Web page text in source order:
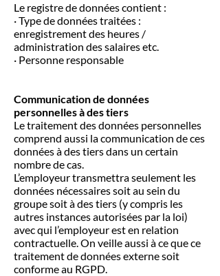
Le registre de données contient :
· Type de données traitées :
enregistrement des heures /
administration des salaires etc.
· Personne responsable
Communication de données
personnelles à des tiers
Le traitement des données personnelles
comprend aussi la communication de ces
données à des tiers dans un certain
nombre de cas.
L’employeur transmettra seulement les
données nécessaires soit au sein du
groupe soit à des tiers (y compris les
autres instances autorisées par la loi)
avec qui l’employeur est en relation
contractuelle. On veille aussi à ce que ce
traitement de données externe soit
conforme au RGPD.